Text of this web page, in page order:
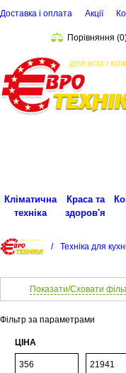
Доставка і оплата Акції
Порівняння (0
Кліматична
техніка
Краса та
здоров'я
/ Техніка для кухні
Показати/Сховати
Фільтр за параметрами
ЦІНА